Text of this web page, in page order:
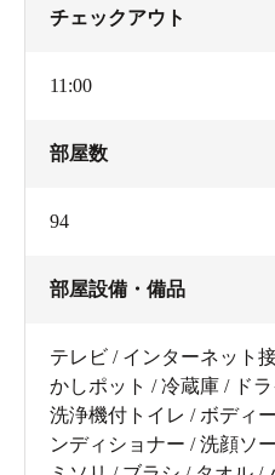
チェックアウト
11:00
部屋数
94
部屋設備・備品
テレビ / インターネット
かしポット / 冷蔵庫 / ド
洗浄機付トイレ / ボディ
ンディショナー / 洗顔ソ